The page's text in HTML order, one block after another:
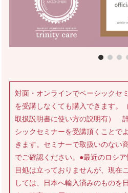
対面・オンラインでベーシック
を受講しなくても購入できます。
取扱説明書に使い方の説明有）
シックセミナーを受講頂くことで
きます。セミナーで取扱いのない
でご確認ください。●最近のロシ
目処は立っておりませんが、現在
しては、日本へ輸入済みのものを